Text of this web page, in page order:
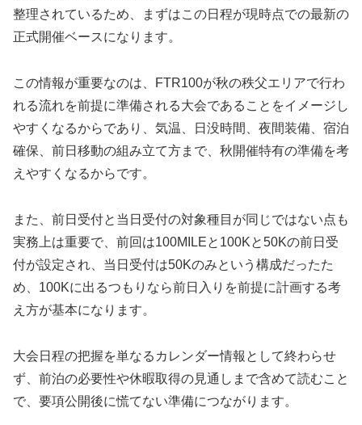
整理されているため、まずはこの日程が現時点での最新の
正式開催ベースになります。
この情報が重要なのは、FTR100が秋の秩父エリアで行わ
れる流れを前提に準備される大会であることをイメージし
やすくなるからであり、気温、日没時間、夜間装備、宿泊
確保、前日移動の組み立て方まで、秋開催特有の準備を考
えやすくなるからです。
また、前日受付と当日受付の対象種目が同じではない点も
実務上は重要で、前回は100MILEと100Kと50Kの前日受
付が設定され、当日受付は50Kのみという構成だったた
め、100Kに出るつもりなら前日入りを前提に計画する考
え方が基本になります。
大会日程の把握を単なるカレンダー情報として終わらせ
ず、前泊の必要性や休暇取得の見通しまで含めて読むこと
で、要項公開後に慌てない準備につながります。